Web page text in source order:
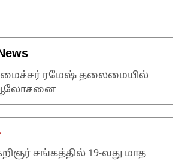
அமைச்சர் ரமேஷ் தலைமையில்
ஆலோசனை
சங்கத்தில் 19-வது மாத